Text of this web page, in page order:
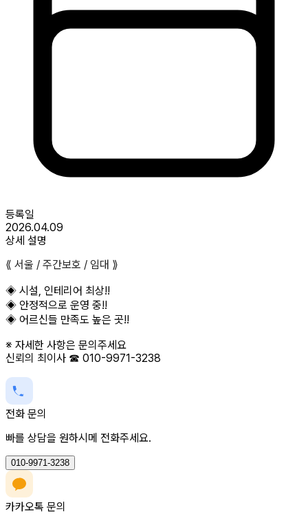
등록일
2026.04.09
상세 설명
⟪ 서울 / 주간보호 / 임대 ⟫
◈ 시설, 인테리어 최상!!
◈ 안정적으로 운영 중!!
◈ 어르신들 만족도 높은 곳!!
※ 자세한 사항은 문의주세요
신뢰의 최이사 ☎ 010-9971-3238
전화 문의
빠를 상담을 원하시메 전화주세요.
010-9971-3238
카카오톡 문의